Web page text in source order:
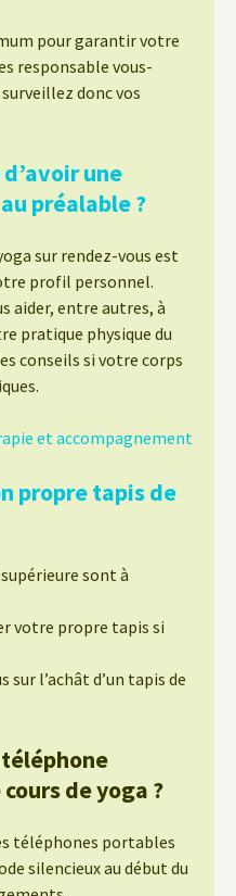
pour garantir votre
responsable vous-
donc vos
une
préalable ?
sur rendez-vous est
profil personnel.
aider, entre autres, à
pratique physique du
conseils si votre corps
et accompagnement
propre tapis de
sont à
votre propre tapis si
sur l’achât d’un tapis de
de yoga ?
téléphones portables
silencieux au début du